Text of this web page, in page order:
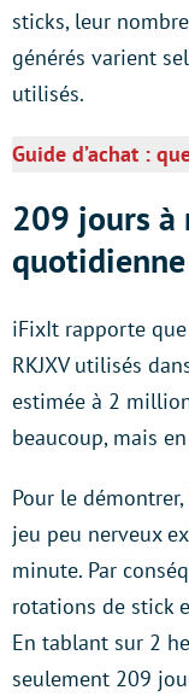
sticks, leur
générés varient
utilisés.
Guide d’achat :
209 jours à
iFixIt rapporte
RKJXV utilisés
estimée à 2
beaucoup, mais
Pour le
jeu peu nerveux
minute. Par
rotations de stick
En tablant sur 2
seulement 209